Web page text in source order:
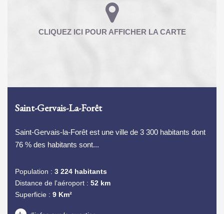
Saint-Gervais-La-Forêt
Saint-Gervais-la-Forêt est une ville de 3 300 habitants dont
76 % des habitants sont...
Population : 3 224 habitants
Distance de l'aéroport : 52 km
Superficie : 9 Km²